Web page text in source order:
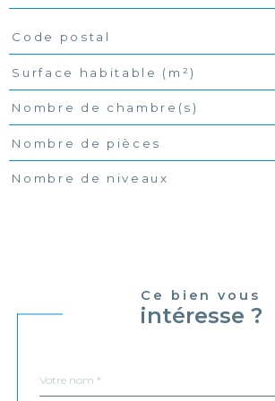
TRAD_PAMPERO_Caracteristique
Code postal
Surface habitable (m²)
Nombre de chambre(s)
Nombre de pièces
Nombre de niveaux
Ce bien vous
intéresse ?
par
*